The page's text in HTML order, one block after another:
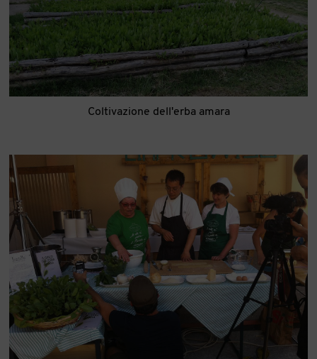
Coltivazione dell'erba amara